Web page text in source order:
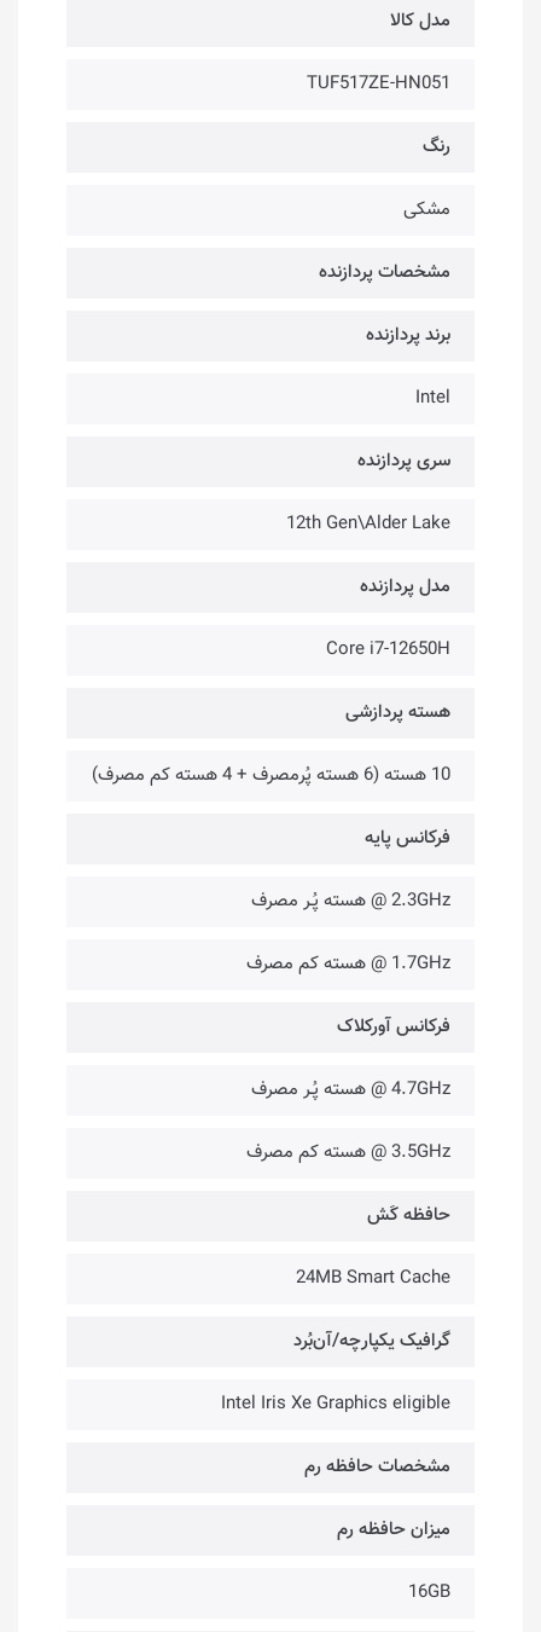
مدل کالا
TUF517ZE-HN051
رنگ
مشکی
مشخصات پردازنده
برند پردازنده
Intel
سری پردازنده
12th Gen\Alder Lake
مدل پردازنده
Core i7-12650H
هسته پردازشی
10 هسته (6 هسته پُرمصرف + 4 هسته کم مصرف)
فرکانس پایه
2.3GHz @ هسته پُـر مصرف
1.7GHz @ هسته کم مصرف
فرکانس آورکلاک
4.7GHz @ هسته پُـر مصرف
3.5GHz @ هسته کم مصرف
حافظه کَش
24MB Smart Cache
گرافیک یکپارچه/آن‌بُرد
Intel Iris Xe Graphics eligible
مشخصات حافظه رم
میزان حافظه رم
16GB